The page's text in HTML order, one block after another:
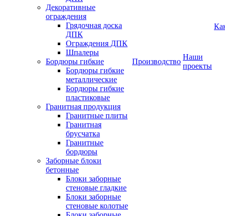
Декоративные
ограждения
Грядочная доска
ДПК
Ограждения ДПК
Шпалеры
Бордюры гибкие
Бордюры гибкие
металлические
Бордюры гибкие
пластиковые
Гранитная продукция
Гранитные плиты
Гранитная
брусчатка
Гранитные
бордюры
Заборные блоки
бетонные
Блоки заборные
стеновые гладкие
Блоки заборные
стеновые колотые
Производство
Наши
проекты